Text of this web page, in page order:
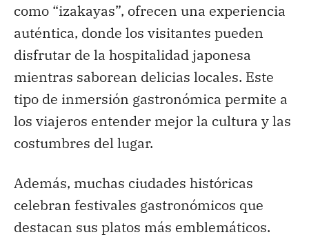
como “izakayas”, ofrecen una experiencia
auténtica, donde los visitantes pueden
disfrutar de la hospitalidad japonesa
mientras saborean delicias locales. Este
tipo de inmersión gastronómica permite a
los viajeros entender mejor la cultura y las
costumbres del lugar.
Además, muchas ciudades históricas
celebran festivales gastronómicos que
destacan sus platos más emblemáticos.